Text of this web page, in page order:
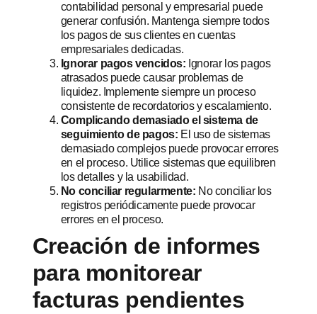
contabilidad personal y empresarial puede
generar confusión. Mantenga siempre todos
los pagos de sus clientes en cuentas
empresariales dedicadas.
Ignorar pagos vencidos: Ignorar los pagos
atrasados ​​puede causar problemas de
liquidez. Implemente siempre un proceso
consistente de recordatorios y escalamiento.
Complicando demasiado el sistema de
seguimiento de pagos: El uso de sistemas
demasiado complejos puede provocar errores
en el proceso. Utilice sistemas que equilibren
los detalles y la usabilidad.
No conciliar regularmente: No conciliar los
registros periódicamente puede provocar
errores en el proceso.
Creación de informes
para monitorear
facturas pendientes